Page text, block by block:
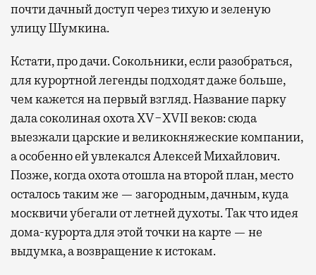
почти дачный доступ через тихую и зеленую
улицу Шумкина.
Кстати, про дачи. Сокольники, если разобраться,
для курортной легенды подходят даже больше,
чем кажется на первый взгляд. Название парку
дала соколиная охота XV−XVII веков: сюда
выезжали царские и великокняжеские компании,
а особенно ей увлекался Алексей Михайлович.
Позже, когда охота отошла на второй план, место
осталось таким же — загородным, дачным, куда
москвичи убегали от летней духоты. Так что идея
дома-курорта для этой точки на карте — не
выдумка, а возвращение к истокам.